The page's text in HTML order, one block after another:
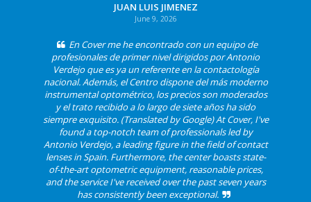
JUAN LUIS JIMENEZ
June 9, 2026
En Cover me he encontrado con un equipo de
profesionales de primer nivel dirigidos por Antonio
Verdejo que es ya un referente en la contactología
nacional. Además, el Centro dispone del más moderno
instrumental optométrico, los precios son moderados
y el trato recibido a lo largo de siete años ha sido
siempre exquisito. (Translated by Google) At Cover, I've
found a top-notch team of professionals led by
Antonio Verdejo, a leading figure in the field of contact
lenses in Spain. Furthermore, the center boasts state-
of-the-art optometric equipment, reasonable prices,
and the service I've received over the past seven years
has consistently been exceptional.